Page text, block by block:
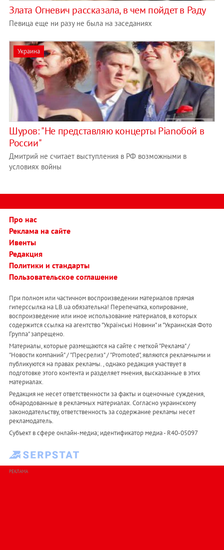
Злата Огневич рассказала, в чем пойдет в Раду
Певица еще ни разу не была на заседаниях
Украина
Шуров: "Не представляю концерты Pianoбой в
России"
Дмитрий не считает выступления в РФ возможными в
условиях войны
Про нас
Реклама на сайте
Ивенты
Редакция
Политики и стандарты
Пользовательское соглашение
При полном или частичном воспроизведении материалов прямая
гиперссылка на LB.ua обязательна! Перепечатка, копирование,
воспроизведение или иное использование материалов, в которых
содержится ссылка на агентство "Українськi Новини" и "Украинская Фото
Группа" запрещено.
Материалы, которые размещаются на сайте с меткой "Реклама" /
"Новости компаний" / "Пресрелиз" / "Promoted", являются рекламными и
публикуются на правах рекламы. , однако редакция участвует в
подготовке этого контента и разделяет мнения, высказанные в этих
материалах.
Редакция не несет ответственности за факты и оценочные суждения,
обнародованные в рекламных материалах. Согласно украинскому
законодательству, ответственность за содержание рекламы несет
рекламодатель.
Субъект в сфере онлайн-медиа; идентификатор медиа - R40-05097
РЕКЛАМА